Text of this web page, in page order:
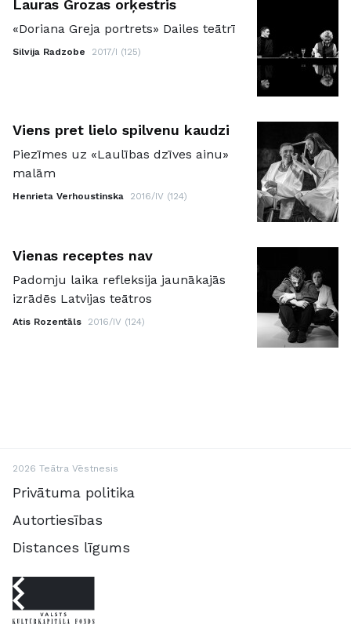
Lauras Grozas orķestris
«Doriana Greja portrets» Dailes teātrī
Silvija Radzobe 2017/I (125)
Viens pret lielo spilvenu kaudzi
Piezīmes uz «Laulības dzīves ainu»
malām
Henrieta Verhoustinska 2016/IV (124)
Vienas receptes nav
Padomju laika refleksija jaunākajās
izrādēs Latvijas teātros
Atis Rozentāls 2016/IV (124)
2026 Teātra Vēstnesis
Privātuma politika
Autortiesības
Distances līgums